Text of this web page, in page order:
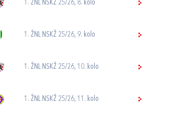
1. ŽNL NSKŽ 25/26, 8. kolo
1. ŽNL NSKŽ 25/26, 9. kolo
1. ŽNL NSKŽ 25/26, 10. kolo
1. ŽNL NSKŽ 25/26, 11. kolo